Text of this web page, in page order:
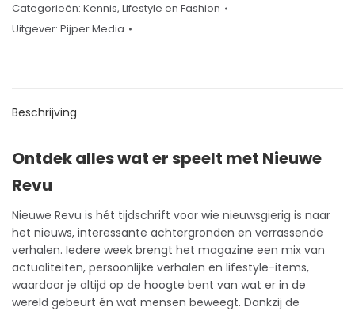
Categorieën: Kennis, Lifestyle en Fashion
Uitgever: Pijper Media
Beschrijving
Ontdek alles wat er speelt met Nieuwe
Revu
Nieuwe Revu is hét tijdschrift voor wie nieuwsgierig is naar
het nieuws, interessante achtergronden en verrassende
verhalen. Iedere week brengt het magazine een mix van
actualiteiten, persoonlijke verhalen en lifestyle-items,
waardoor je altijd op de hoogte bent van wat er in de
wereld gebeurt én wat mensen beweegt. Dankzij de